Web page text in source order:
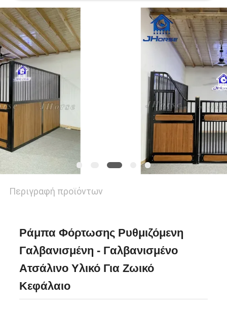
Περιγραφή προϊόντων
Ράμπα Φόρτωσης Ρυθμιζόμενη
Γαλβανισμένη - Γαλβανισμένο
Ατσάλινο Υλικό Για Ζωικό
Κεφάλαιο